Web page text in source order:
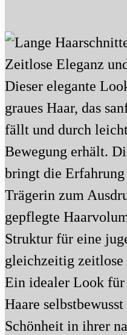
Dieser elegante
graues Haar, das
fällt und durch
Bewegung erhält.
bringt die
Trägerin zum
gepflegte
Struktur für eine
gleichzeitig zeitlose
Ein idealer Look für
Haare
Schönheit in ihrer